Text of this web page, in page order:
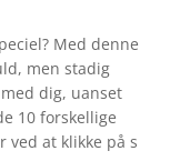
Med denne
men stadig
dig, uanset
10 forskellige
at klikke på s